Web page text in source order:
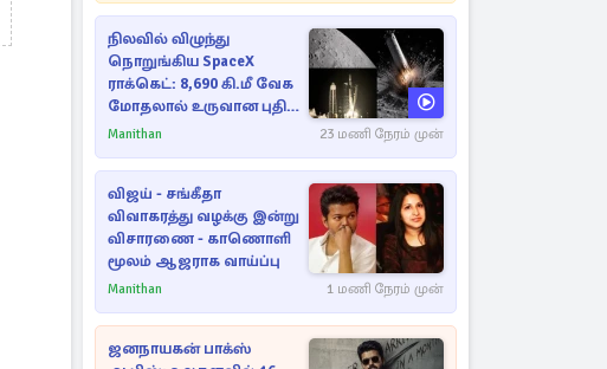
நிலவில் விழுந்து
நொறுங்கிய SpaceX
ராக்கெட்: 8,690 கி.மீ வேக
மோதலால் உருவான புதிய
பள்ளம்!
Manithan 23 மணி நேரம் முன்
விஜய் - சங்கீதா
விவாகரத்து வழக்கு இன்று
விசாரணை - காணொளி
மூலம் ஆஜராக வாய்ப்பு
Manithan 1 மணி நேரம் முன்
ஜனநாயகன் பாக்ஸ்